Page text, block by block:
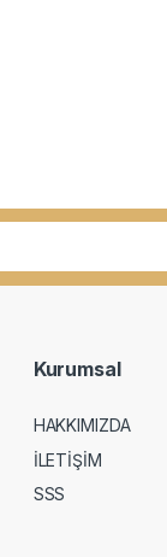
Kurumsal
HAKKIMIZDA
İLETİŞİM
SSS